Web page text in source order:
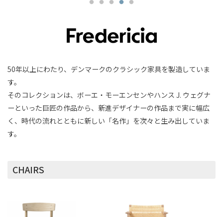
50年以上にわたり、デンマークのクラシック家具を製造していま
す。
そのコレクションは、ボーエ・モーエンセンやハンス J. ウェグナ
ーといった巨匠の作品から、新進デザイナーの作品まで実に幅広
く、時代の流れとともに新しい「名作」を次々と生み出していま
す。
CHAIRS